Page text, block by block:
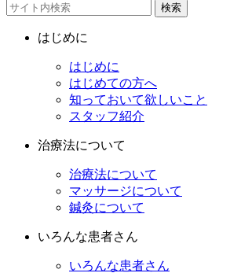
検索
はじめに
はじめに
はじめての方へ
知っておいて欲しいこと
スタッフ紹介
治療法について
治療法について
マッサージについて
鍼灸について
いろんな患者さん
いろんな患者さん